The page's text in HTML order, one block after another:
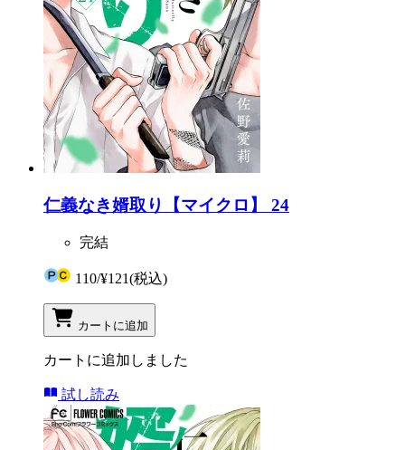
仁義なき婿取り【マイクロ】 24
完結
110/¥121(税込)
カートに追加
カートに追加しました
試し読み